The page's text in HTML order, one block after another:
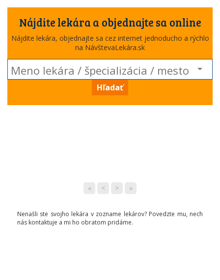
Nájdite lekára a objednajte sa online
Nájdite lekára, objednajte sa cez internet jednoducho a rýchlo
na NávštevaLekára.sk
Hľadať
« < > »
Nenašli ste svojho lekára v zozname lekárov? Povedzte mu, nech
nás kontaktuje a mi ho obratom pridáme.